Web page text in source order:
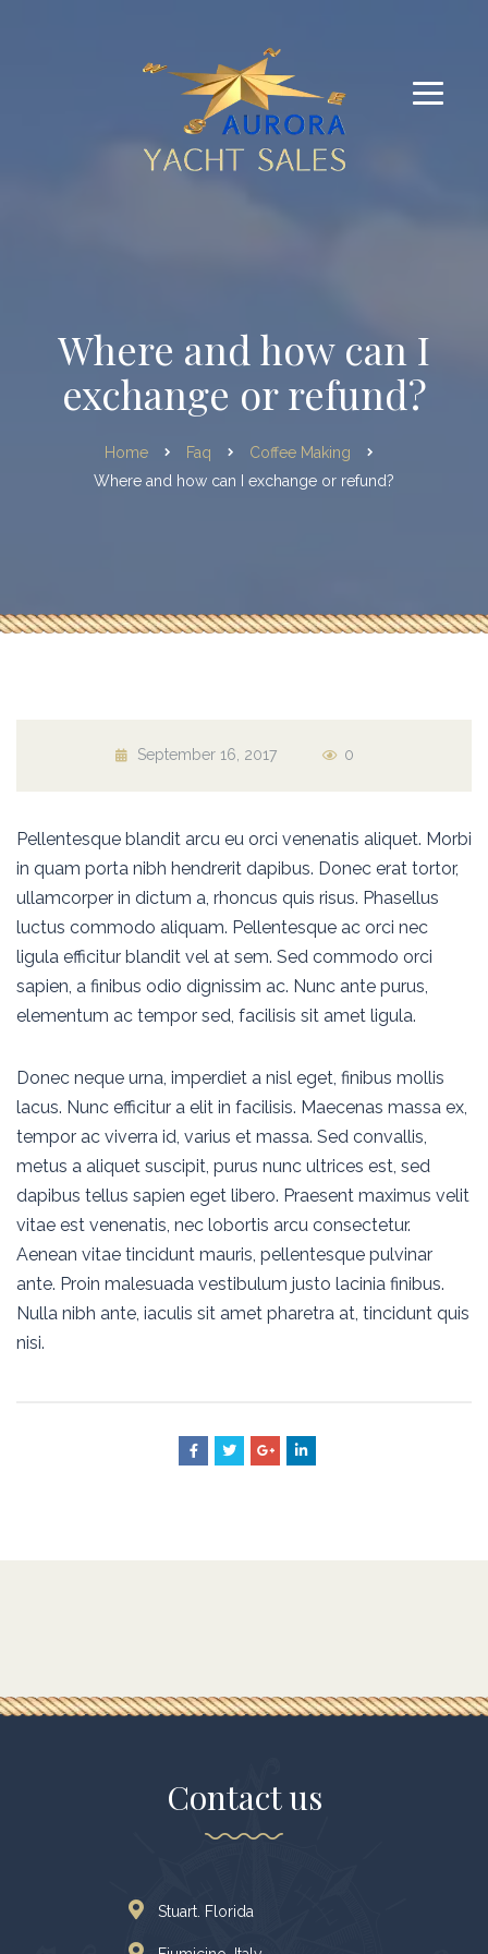
Where and how can I
exchange or refund?
Home Faq
Coffee Making
Where and how can I exchange or refund?
September 16, 2017 0
Pellentesque blandit arcu eu orci venenatis aliquet. Morbi
in quam porta nibh hendrerit dapibus. Donec erat tortor,
ullamcorper in dictum a, rhoncus quis risus. Phasellus
luctus commodo aliquam. Pellentesque ac orci nec
ligula efficitur blandit vel at sem. Sed commodo orci
sapien, a finibus odio dignissim ac. Nunc ante purus,
elementum ac tempor sed, facilisis sit amet ligula.
Donec neque urna, imperdiet a nisl eget, finibus mollis
lacus. Nunc efficitur a elit in facilisis. Maecenas massa ex,
tempor ac viverra id, varius et massa. Sed convallis,
metus a aliquet suscipit, purus nunc ultrices est, sed
dapibus tellus sapien eget libero. Praesent maximus velit
vitae est venenatis, nec lobortis arcu consectetur.
Aenean vitae tincidunt mauris, pellentesque pulvinar
ante. Proin malesuada vestibulum justo lacinia finibus.
Nulla nibh ante, iaculis sit amet pharetra at, tincidunt quis
nisi.
Contact us
Stuart. Florida